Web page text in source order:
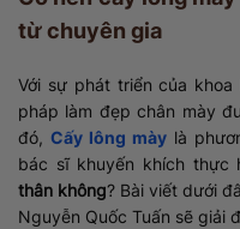
từ chuyên gia
Với sự phát triển của
pháp làm đẹp chân mày
đó, Cấy lông mày là
bác sĩ khuyến khích thực
thân không? Bài viết dưới
Nguyễn Quốc Tuấn sẽ giải